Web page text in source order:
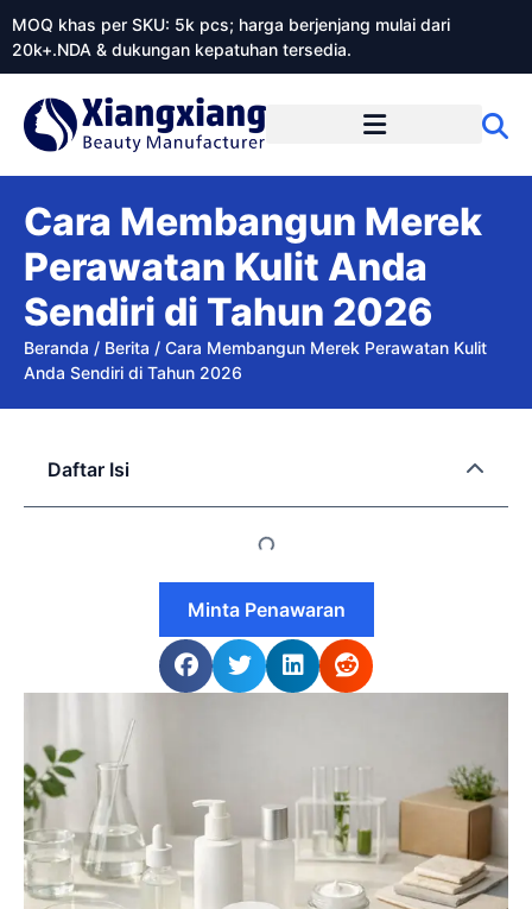
MOQ khas per SKU: 5k pcs; harga berjenjang mulai dari
20k+.NDA & dukungan kepatuhan tersedia.
Cara Membangun Merek
Perawatan Kulit Anda
Sendiri di Tahun 2026
Beranda / Berita / Cara Membangun Merek Perawatan Kulit
Anda Sendiri di Tahun 2026
Daftar Isi
Minta Penawaran